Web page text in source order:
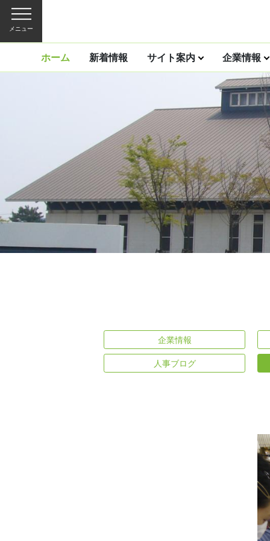
メニュー
ホーム 新着情報 サイト案内 企業情報
企業情報
人事ブログ